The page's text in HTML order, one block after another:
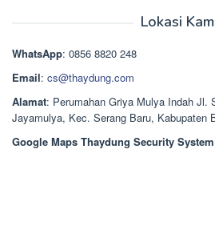
Rp1.378.000.
Lokasi
WhatsApp: 0856 8820 248
Email: cs@thaydung.com
Alamat: Perumahan Griya Mulya Indah Jl.
Jayamulya, Kec. Serang Baru, Kabupaten
Google Maps Thaydung Security System